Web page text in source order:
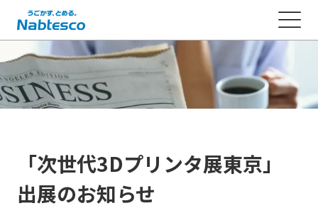
「次世代3Dプリンタ展東京」
出展のお知らせ